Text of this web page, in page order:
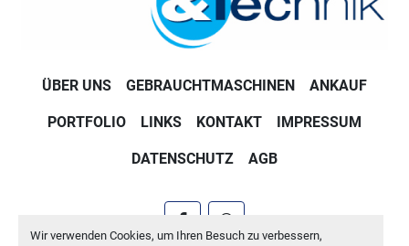
Wir verwenden Cookies, um Ihren Besuch zu verbessern,
ÜBER UNS GEBRAUCHTMASCHINEN ANKAUF
PORTFOLIO LINKS KONTAKT IMPRESSUM
DATENSCHUTZ AGB
facebookwhatsapp